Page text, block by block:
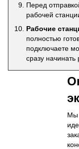
Перед
рабочей
Рабочие
полностью
подключаете
сразу начинать
Мы